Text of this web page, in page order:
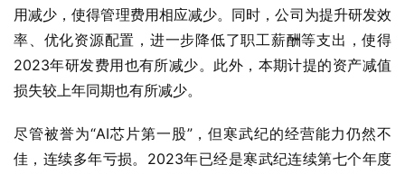
用减少，使得管理费用相应减少。同时，公司为提升研发效
率、优化资源配置，进一步降低了职工薪酬等支出，使得
2023年研发费用也有所减少。此外，本期计提的资产减值
损失较上年同期也有所减少。
尽管被誉为“AI芯片第一股”，但寒武纪的经营能力仍然不
佳，连续多年亏损。2023年已经是寒武纪连续第七个年度